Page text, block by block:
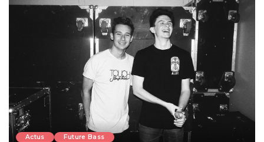
Actus Future Bass